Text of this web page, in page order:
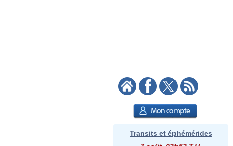
Transits et éphémérides